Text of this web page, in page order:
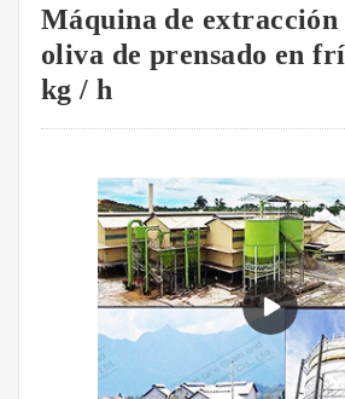
Máquina de extracción
oliva de prensado en
kg / h